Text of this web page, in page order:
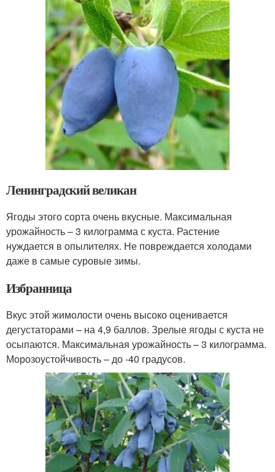
Ленинградский великан
Ягоды этого сорта очень вкусные. Максимальная
урожайность – 3 килограмма с куста. Растение
нуждается в опылителях. Не повреждается холодами
даже в самые суровые зимы.
Избранница
Вкус этой жимолости очень высоко оценивается
дегустаторами – на 4,9 баллов. Зрелые ягоды с куста не
осыпаются. Максимальная урожайность – 3 килограмма.
Морозоустойчивость – до -40 градусов.